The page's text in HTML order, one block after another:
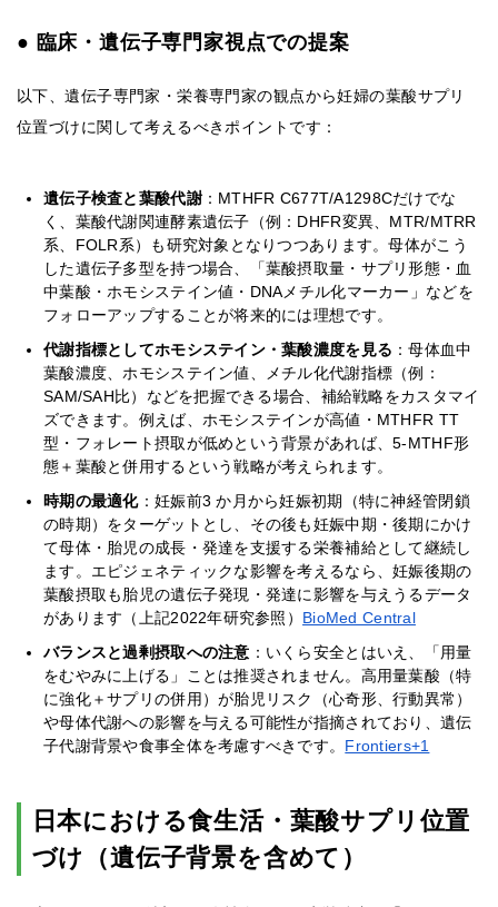
● 臨床・遺伝子専門家視点での提案
以下、遺伝子専門家・栄養専門家の観点から妊婦の葉酸サプリ
位置づけに関して考えるべきポイントです：
遺伝子検査と葉酸代謝：MTHFR C677T/A1298Cだけでな
く、葉酸代謝関連酵素遺伝子（例：DHFR変異、MTR/MTRR
系、FOLR系）も研究対象となりつつあります。母体がこう
した遺伝子多型を持つ場合、「葉酸摂取量・サプリ形態・血
中葉酸・ホモシステイン値・DNAメチル化マーカー」などを
フォローアップすることが将来的には理想です。
代謝指標としてホモシステイン・葉酸濃度を見る ：母体血中
葉酸濃度、ホモシステイン値、メチル化代謝指標（例：
SAM/SAH比）などを把握できる場合、補給戦略をカスタマイ
ズできます。例えば、ホモシステインが高値・MTHFR TT
型・フォレート摂取が低めという背景があれば、5-MTHF形
態＋葉酸と併用するという戦略が考えられます。
時期の最適化：妊娠前3 か月から妊娠初期（特に神経管閉鎖
の時期）をターゲットとし、その後も妊娠中期・後期にかけ
て母体・胎児の成長・発達を支援する栄養補給として継続し
ます。エピジェネティックな影響を考えるなら、妊娠後期の
葉酸摂取も胎児の遺伝子発現・発達に影響を与えうるデータ
があります（上記2022年研究参照） BioMed Central
バランスと過剰摂取への注意 ：いくら安全とはいえ、「用量
をむやみに上げる」ことは推奨されません。高用量葉酸（特
に強化＋サプリの併用）が胎児リスク（心奇形、行動異常）
や母体代謝への影響を与える可能性が指摘されており、遺伝
子代謝背景や食事全体を考慮すべきです。 Frontiers+1
日本における食生活・葉酸サプリ位置
づけ（遺伝子背景を含めて）